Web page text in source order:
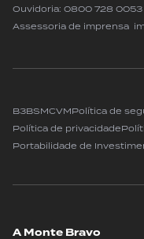
Ouvidoria: 0800 728 0053
Assessoria de imprensa
B3BSMCVMPolítica de
Política de privacidade
Portabilidade de
A Monte Bravo